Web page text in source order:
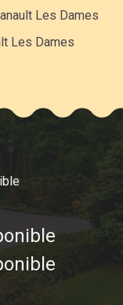
Les Dames
Les Dames